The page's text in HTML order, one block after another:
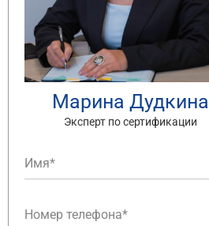
Марина Дудкина
Эксперт по сертификации